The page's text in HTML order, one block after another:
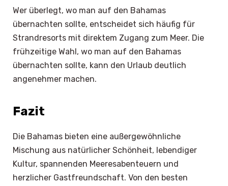
Wer überlegt, wo man auf den Bahamas
übernachten sollte, entscheidet sich häufig für
Strandresorts mit direktem Zugang zum Meer. Die
frühzeitige Wahl, wo man auf den Bahamas
übernachten sollte, kann den Urlaub deutlich
angenehmer machen.
Fazit
Die Bahamas bieten eine außergewöhnliche
Mischung aus natürlicher Schönheit, lebendiger
Kultur, spannenden Meeresabenteuern und
herzlicher Gastfreundschaft. Von den besten